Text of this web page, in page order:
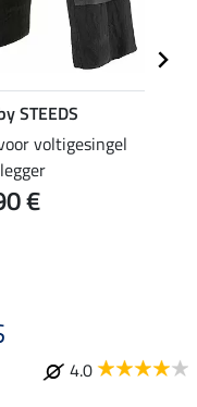
STEEDS
voltigesingel
€
4.0